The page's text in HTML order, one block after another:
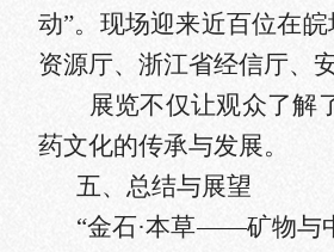
动”。现场迎来近百位在
资源厅、浙江省经信厅、
展览不仅让观众了解
药文化的传承与发展。
五、 总结与展望
“金石·本草——矿物与